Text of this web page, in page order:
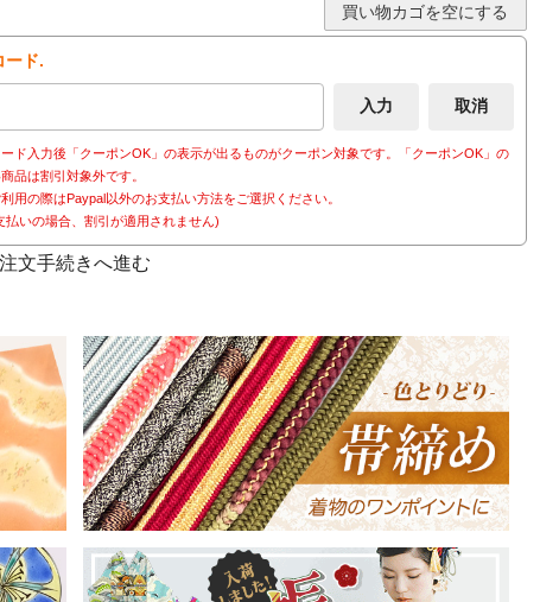
買い物カゴを空にする
ード.
ド入力後「クーポンOK」の表示が出るものがクーポン対象です。「クーポンOK」の
品は割引対象外です。
用の際はPaypal以外のお支払い方法をご選択ください。
払いの場合、割引が適用されません)
注文手続きへ進む